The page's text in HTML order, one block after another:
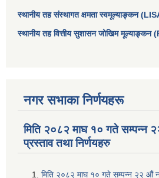
स्थानीय तह संस्थागत क्षमता स्वमूल्याङ्कन
स्थानीय तह वित्तीय सुशासन जोखिम मूल्याङ्कन
नगर सभाका निर्णयहरू
मिति २०८२ माघ १० गते सम्पन्न
प्रस्ताव तथा निर्णयहरु
मिति २०८२ माघ १० गते सम्पन्न २२ औं